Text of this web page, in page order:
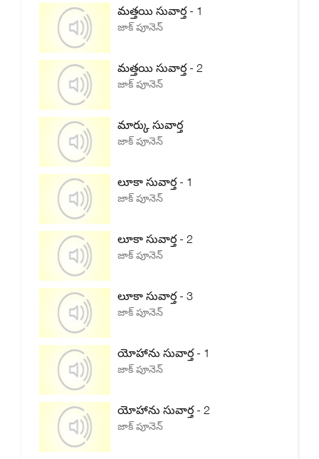
మత్తయి సువార్త - 1
జాక్ పూనెన్
మత్తయి సువార్త - 2
జాక్ పూనెన్
మార్కు సువార్త
జాక్ పూనెన్
లూకా సువార్త - 1
జాక్ పూనెన్
లూకా సువార్త - 2
జాక్ పూనెన్
లూకా సువార్త - 3
జాక్ పూనెన్
యోహాను సువార్త - 1
జాక్ పూనెన్
యోహాను సువార్త - 2
జాక్ పూనెన్